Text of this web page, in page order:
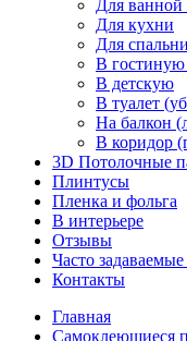
Для
Для кухни
Для спальни
В гостиную
В детскую
В туалет
На балкон
В коридор
3D Потолочные
Плинтусы
Пленка и фольга
В интерьере
Отзывы
Часто
Контакты
Главная
Самоклеющиеся